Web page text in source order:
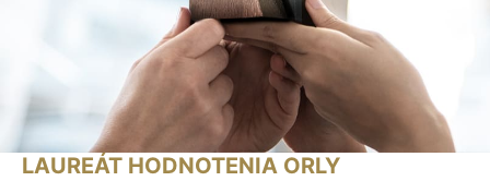
LAUREÁT HODNOTENIA ORLY